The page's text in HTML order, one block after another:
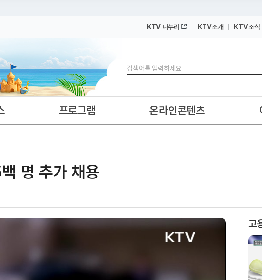
도메인 주소를 확인해 보세요
KTV 나누리 KTV소개 KTV소식
검색
프로그램 온라인콘텐츠
명 추가 채용
고